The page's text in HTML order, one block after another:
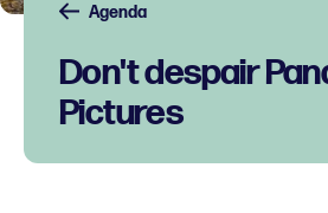
Agenda
Don't despair
Pictures